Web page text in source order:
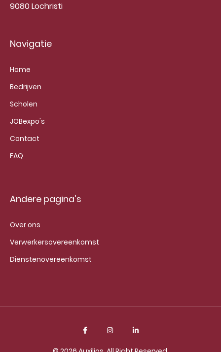
9080 Lochristi
Navigatie
Home
Bedrijven
Scholen
JOBexpo's
Contact
FAQ
Andere pagina's
Over ons
Verwerkersovereenkomst
Dienstenovereenkomst